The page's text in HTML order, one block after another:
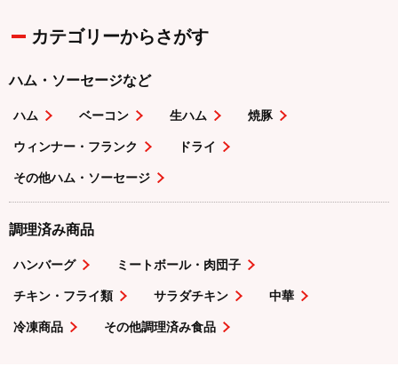
カテゴリーからさがす
ハム・ソーセージなど
ハム ベーコン 生ハム
焼豚
ウィンナー・フランク
ドライ
その他ハム・ソーセージ
調理済み商品
ハンバーグ
ミートボール・肉団子
チキン・フライ類
サラダチキン
中華
冷凍商品
その他調理済み食品